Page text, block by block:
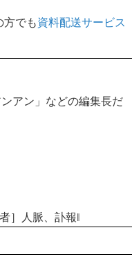
方でも資料配送サービス
アン」などの編集長だ
］人脈、訃報‖